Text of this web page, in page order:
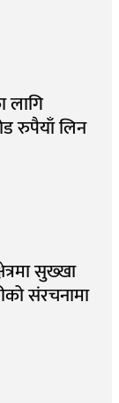
लागि
रुपैयाँ लिन
सुख्खा
संरचनामा